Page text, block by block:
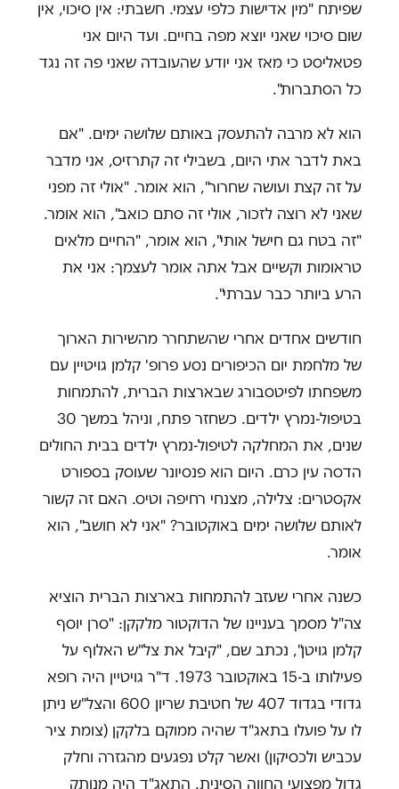
שפיתח "מין אדישות כלפי עצמי. חשבתי: אין סיכוי, אין
שום סיכוי שאני יוצא מפה בחיים. ועד היום אני
פטאליסט כי מאז אני יודע שהעובדה שאני פה זה נגד
כל הסתברות".
הוא לא מרבה להתעסק באותם שלושה ימים. "אם
באת לדבר אתי היום, בשבילי זה קתרזיס, אני מדבר
על זה קצת ועושה שחרור", הוא אומר. "אולי זה מפני
שאני לא רוצה לזכור, אולי זה סתם כואב", הוא אומר.
"זה בטח גם חישל אותי", הוא אומר, "החיים מלאים
טראומות וקשיים אבל אתה אומר לעצמך: אני את
הרע ביותר כבר עברתי".
חודשים אחדים אחרי שהשתחרר מהשירות הארוך
של מלחמת יום הכיפורים נסע פרופ' קלמן גויטיין עם
משפחתו לפיטסבורג שבארצות הברית, להתמחות
בטיפול-נמרץ ילדים. כשחזר פתח, וניהל במשך 30
שנים, את המחלקה לטיפול-נמרץ ילדים בבית החולים
הדסה עין כרם. היום הוא פנסיונר שעוסק בספורט
אקסטרים: צלילה, מצנחי רחיפה וטיס. האם זה קשור
לאותם שלושה ימים באוקטובר? "אני לא חושב", הוא
אומר.
כשנה אחרי שעזב להתמחות בארצות הברית הוציא
צה"ל מסמך בעניינו של הדוקטור מלקקן: "סרן יוסף
קלמן גויטן", נכתב שם, "קיבל את צל"ש האלוף על
פעילותו ב-15 באוקטובר 1973. ד"ר גויטיין היה רופא
גדודי בגדוד 407 של חטיבת שריון 600 והצל"ש ניתן
לו על פועלו בתאג"ד שהיה ממוקם בלקקן (צומת ציר
עכביש ולכסיקון) ואשר קלט נפגעים מהגזרה וחלק
גדול מפצועי החווה הסינית. התאג"ד היה מנותק